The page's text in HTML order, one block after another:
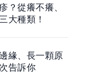
？從癢不癢、
大種類！
緣、長一顆原
告訴你